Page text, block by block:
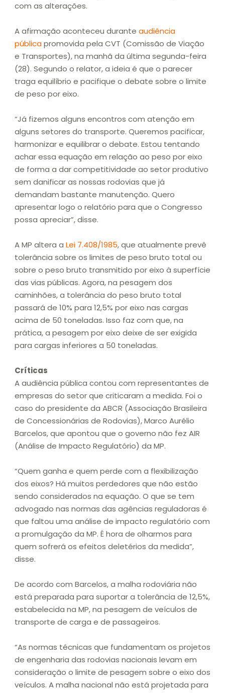
com as alterações.
A afirmação aconteceu durante audiência
públicapromovida pela CVT (Comissão de Viação
e Transportes), na manhã da última segunda-feira
(28). Segundo o relator, a ideia é que o parecer
traga equilíbrio e pacifique o debate sobre o limite
de peso por eixo.
“Já fizemos alguns encontros com atenção em
alguns setores do transporte. Queremos pacificar,
harmonizar e equilibrar o debate. Estou tentando
achar essa equação em relação ao peso por eixo
de forma a dar competitividade ao setor produtivo
sem danificar as nossas rodovias que já
demandam bastante manutenção. Quero
apresentar logo o relatório para que o Congresso
possa apreciar”, disse.
A MP altera a Lei 7.408/1985, que atualmente prevê
tolerância sobre os limites de peso bruto total ou
sobre o peso bruto transmitido por eixo à superfície
das vias públicas. Agora, na pesagem dos
caminhões, a tolerância do peso bruto total
passará de 10% para 12,5% por eixo nas cargas
acima de 50 toneladas. Isso faz com que, na
prática, a pesagem por eixo deixe de ser exigida
para cargas inferiores a 50 toneladas.
Críticas
A audiência pública contou com representantes de
empresas do setor que criticaram a medida. Foi o
caso do presidente da ABCR (Associação Brasileira
de Concessionárias de Rodovias), Marco Aurélio
Barcelos, que apontou que o governo não fez AIR
(Análise de Impacto Regulatório) da MP.
“Quem ganha e quem perde com a flexibilização
dos eixos? Há muitos perdedores que não estão
sendo considerados na equação. O que se tem
advogado nas normas das agências reguladoras é
que faltou uma análise de impacto regulatório com
a promulgação da MP. É hora de olharmos para
quem sofrerá os efeitos deletérios da medida”,
disse.
De acordo com Barcelos, a malha rodoviária não
está preparada para suportar a tolerância de 12,5%,
estabelecida na MP, na pesagem de veículos de
transporte de carga e de passageiros.
“As normas técnicas que fundamentam os projetos
de engenharia das rodovias nacionais levam em
consideração o limite de pesagem sobre o eixo dos
veículos. A malha nacional não está projetada para